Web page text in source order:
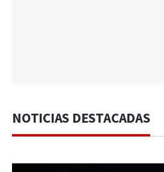
NOTICIAS DESTACADAS